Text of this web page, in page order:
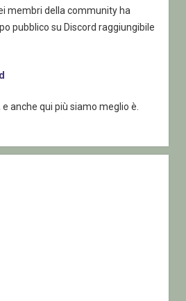
membri della community ha
pubblico su Discord raggiungibile
anche qui più siamo meglio è.